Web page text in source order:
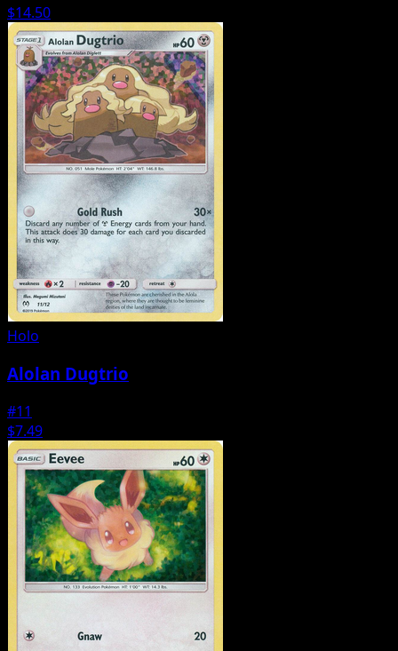
$14.50
Holo
Alolan Dugtrio
#11
$7.49